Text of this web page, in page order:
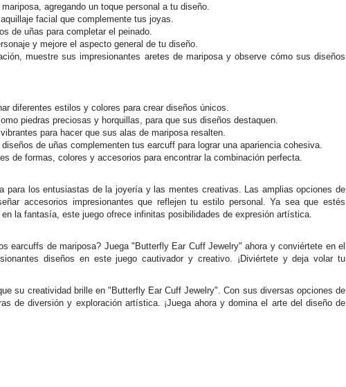
agregando un toque personal a tu diseño.
facial que complemente tus joyas.
de uñas para completar el peinado.
y mejore el aspecto general de tu diseño.
muestre sus impresionantes aretes de mariposa y observe cómo sus diseños
diferentes estilos y colores para crear diseños únicos.
piedras preciosas y horquillas, para que sus diseños destaquen.
para hacer que sus alas de mariposa resalten.
de uñas complementen tus earcuff para lograr una apariencia cohesiva.
de formas, colores y accesorios para encontrar la combinación perfecta.
para los entusiastas de la joyería y las mentes creativas. Las amplias opciones de
accesorios impresionantes que reflejen tu estilo personal. Ya sea que estés
la fantasía, este juego ofrece infinitas posibilidades de expresión artística.
earcuffs de mariposa? Juega "Butterfly Ear Cuff Jewelry" ahora y conviértete en el
diseños en este juego cautivador y creativo. ¡Diviértete y deja volar tu
su creatividad brille en "Butterfly Ear Cuff Jewelry". Con sus diversas opciones de
de diversión y exploración artística. ¡Juega ahora y domina el arte del diseño de